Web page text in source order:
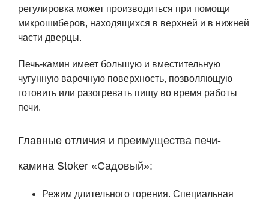
регулировка может производиться при помощи
микрошиберов, находящихся в верхней и в нижней
части дверцы.
Печь-камин имеет большую и вместительную
чугунную варочную поверхность, позволяющую
готовить или разогревать пищу во время работы
печи.
Главные отличия и преимущества печи-
камина Stoker «Садовый»:
Режим длительного горения. Специальная